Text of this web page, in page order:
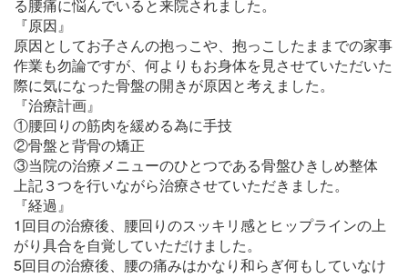
る腰痛に悩んでいると来院されました。
『原因』
原因としてお子さんの抱っこや、抱っこしたままでの家事
作業も勿論ですが、何よりもお身体を見させていただいた
際に気になった骨盤の開きが原因と考えました。
『治療計画』
①腰回りの筋肉を緩める為に手技
②骨盤と背骨の矯正
③当院の治療メニューのひとつである骨盤ひきしめ整体
上記３つを行いながら治療させていただきました。
『経過』
1回目の治療後、腰回りのスッキリ感とヒップラインの上
がり具合を自覚していただけました。
5回目の治療後、腰の痛みはかなり和らぎ何もしていなけ